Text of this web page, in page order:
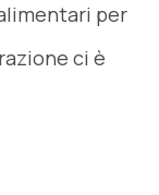
per
ci è